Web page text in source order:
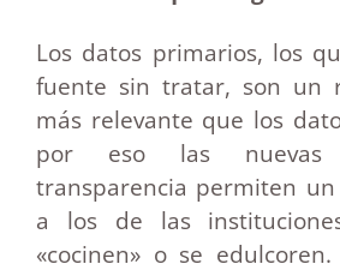
Los datos primarios, los
fuente sin tratar, son un
más relevante que los
por eso las nuevas
transparencia permiten un
a los de las
«cocinen» o se edulcoren.